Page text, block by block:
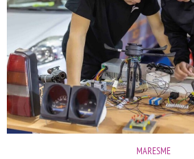
MARESME